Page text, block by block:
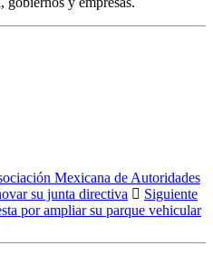
Mexicana de Autoridades
su junta directiva
Siguiente
por ampliar su parque vehicular